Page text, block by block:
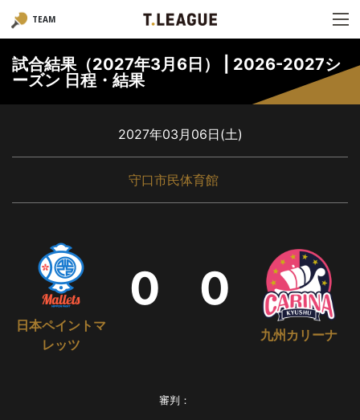
TEAM
試合結果（2027年3月6日） | 2026-2027シ
ーズン 日程・結果
2027年03月06日(土)
守口市民体育館
日本ペイントマ
レッツ
0
九州カリーナ
0
審判：